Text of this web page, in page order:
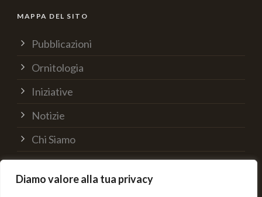
Diamo valore alla tua privacy
MAPPA DEL SITO
Pubblicazioni
Ornitologia
Iniziative
Notizie
Chi Siamo
Supporta
Contatti